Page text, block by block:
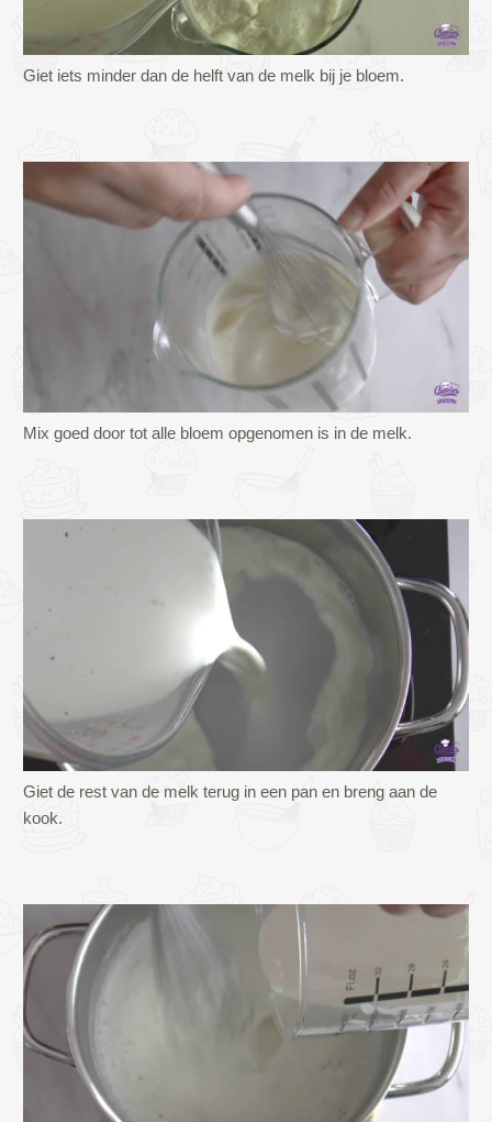
Giet iets minder dan de helft van de melk bij je bloem.
Mix goed door tot alle bloem opgenomen is in de melk.
Giet de rest van de melk terug in een pan en breng aan de
kook.